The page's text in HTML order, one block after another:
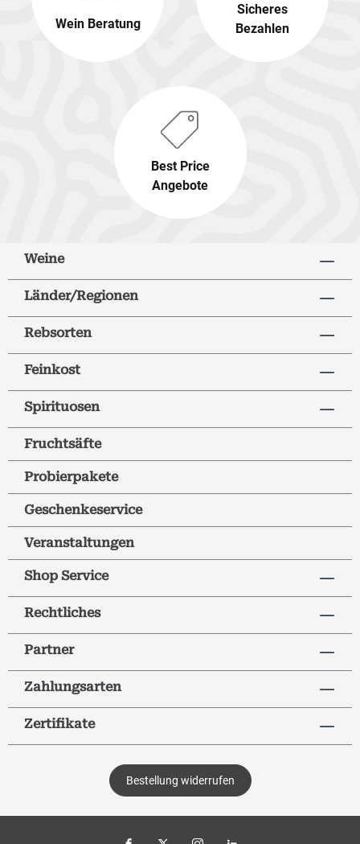
Wein Beratung
Sicheres
Bezahlen
Best Price
Angebote
Weine
Länder/Regionen
Rebsorten
Feinkost
Spirituosen
Fruchtsäfte
Probierpakete
Geschenkeservice
Veranstaltungen
Shop Service
Rechtliches
Partner
Zahlungsarten
Zertifikate
Bestellung widerrufen